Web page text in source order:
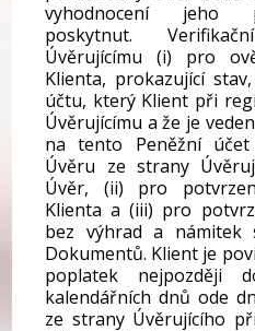
vyhodnocení jeho
poskytnut.
Úvěrujícímu (i) pro
Klienta, prokazující
účtu, který Klient při
Úvěrujícímu a že je
na tento Peněžní
Úvěru ze strany
Úvěr, (ii) pro
Klienta a (iii) pro
bez výhrad a námitek
Dokumentů. Klient je
poplatek nejpozději
kalendářních dnů ode
ze strany Úvěrujícího